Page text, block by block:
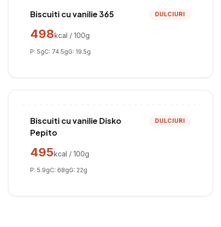
Biscuiti cu vanilie 365 DULCIURI
498kcal / 100g
P: 5gC: 74.5gG: 19.5g
Biscuiti cu vanilie Disko
Pepito
DULCIURI
495kcal / 100g
P: 5.9gC: 68gG: 22g